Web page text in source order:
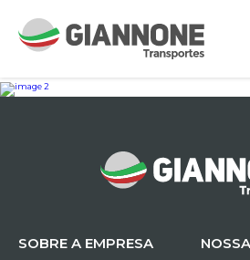
SOBRE A EMPRESA